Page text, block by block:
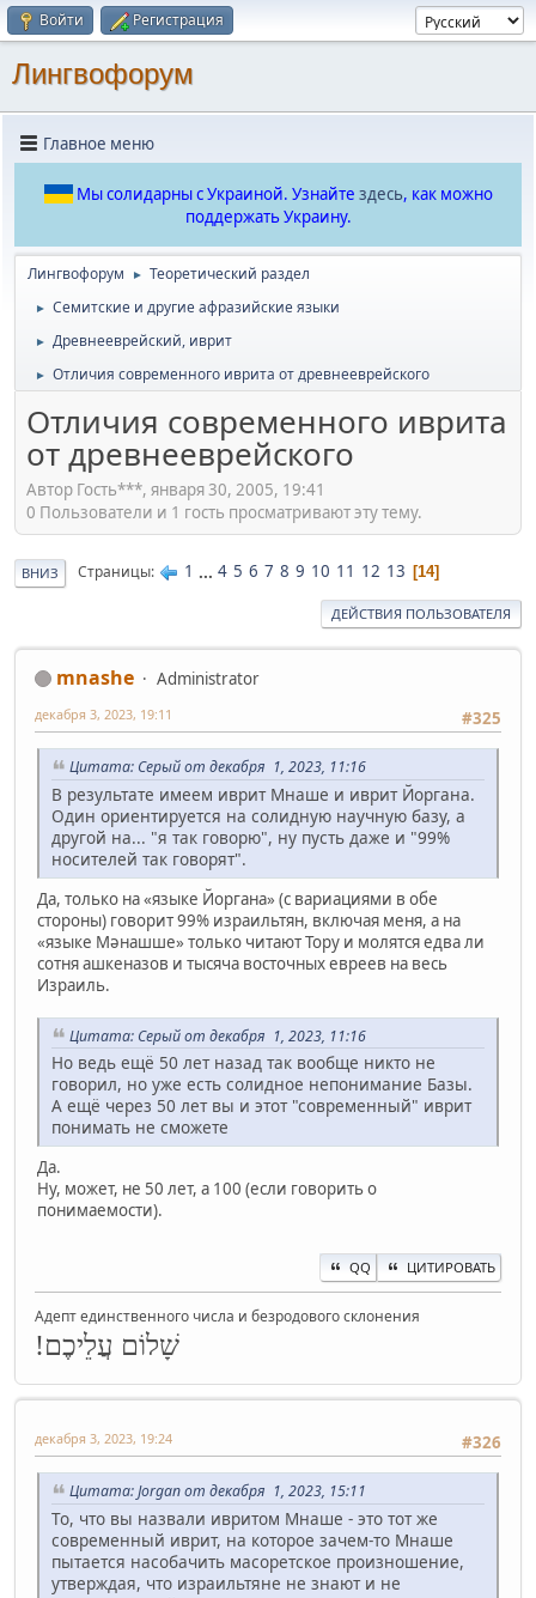
Войти Регистрация
Лингвофорум
Главное меню
Мы солидарны с Украиной. Узнайте здесь, как можно
поддержать Украину.
Лингвофорум ► Теоретический раздел
► Семитские и другие афразийские языки
► Древнееврейский, иврит
► Отличия современного иврита от древнееврейского
Отличия современного иврита
от древнееврейского
Автор Гость***, января 30, 2005, 19:41
0 Пользователи и 1 гость просматривают эту тему.
ВНИЗ Страницы 1 ... 4 5 6 7 8 9 10 11 12 13 14
ДЕЙСТВИЯ ПОЛЬЗОВАТЕЛЯ
mnashe
Administrator
#325
декабря 3, 2023, 19:11
Цитата: Серый от декабря 1, 2023, 11:16
В результате имеем иврит Мнаше и иврит Йоргана.
Один ориентируется на солидную научную базу, а
другой на... "я так говорю", ну пусть даже и "99%
носителей так говорят".
Да, только на «языке Йоргана» (с вариациями в обе
стороны) говорит 99% израильтян, включая меня, а на
«языке Мəнашше» только читают Тору и молятся едва ли
сотня ашкеназов и тысяча восточных евреев на весь
Израиль.
Цитата: Серый от декабря 1, 2023, 11:16
Но ведь ещё 50 лет назад так вообще никто не
говорил, но уже есть солидное непонимание Базы.
А ещё через 50 лет вы и этот "современный" иврит
понимать не сможете
Да.
Ну, может, не 50 лет, а 100 (если говорить о
понимаемости).
QQ ЦИТИРОВАТЬ
Адепт единственного числа и безродового склонения
שָׁלוֹם עֲלֵיכֶם!
#326
декабря 3, 2023, 19:24
Цитата: Jorgan от декабря 1, 2023, 15:11
То, что вы назвали ивритом Мнаше - это тот же
современный иврит, на которое зачем-то Мнаше
пытается насобачить масоретское произношение,
утверждая, что израильтяне не знают и не